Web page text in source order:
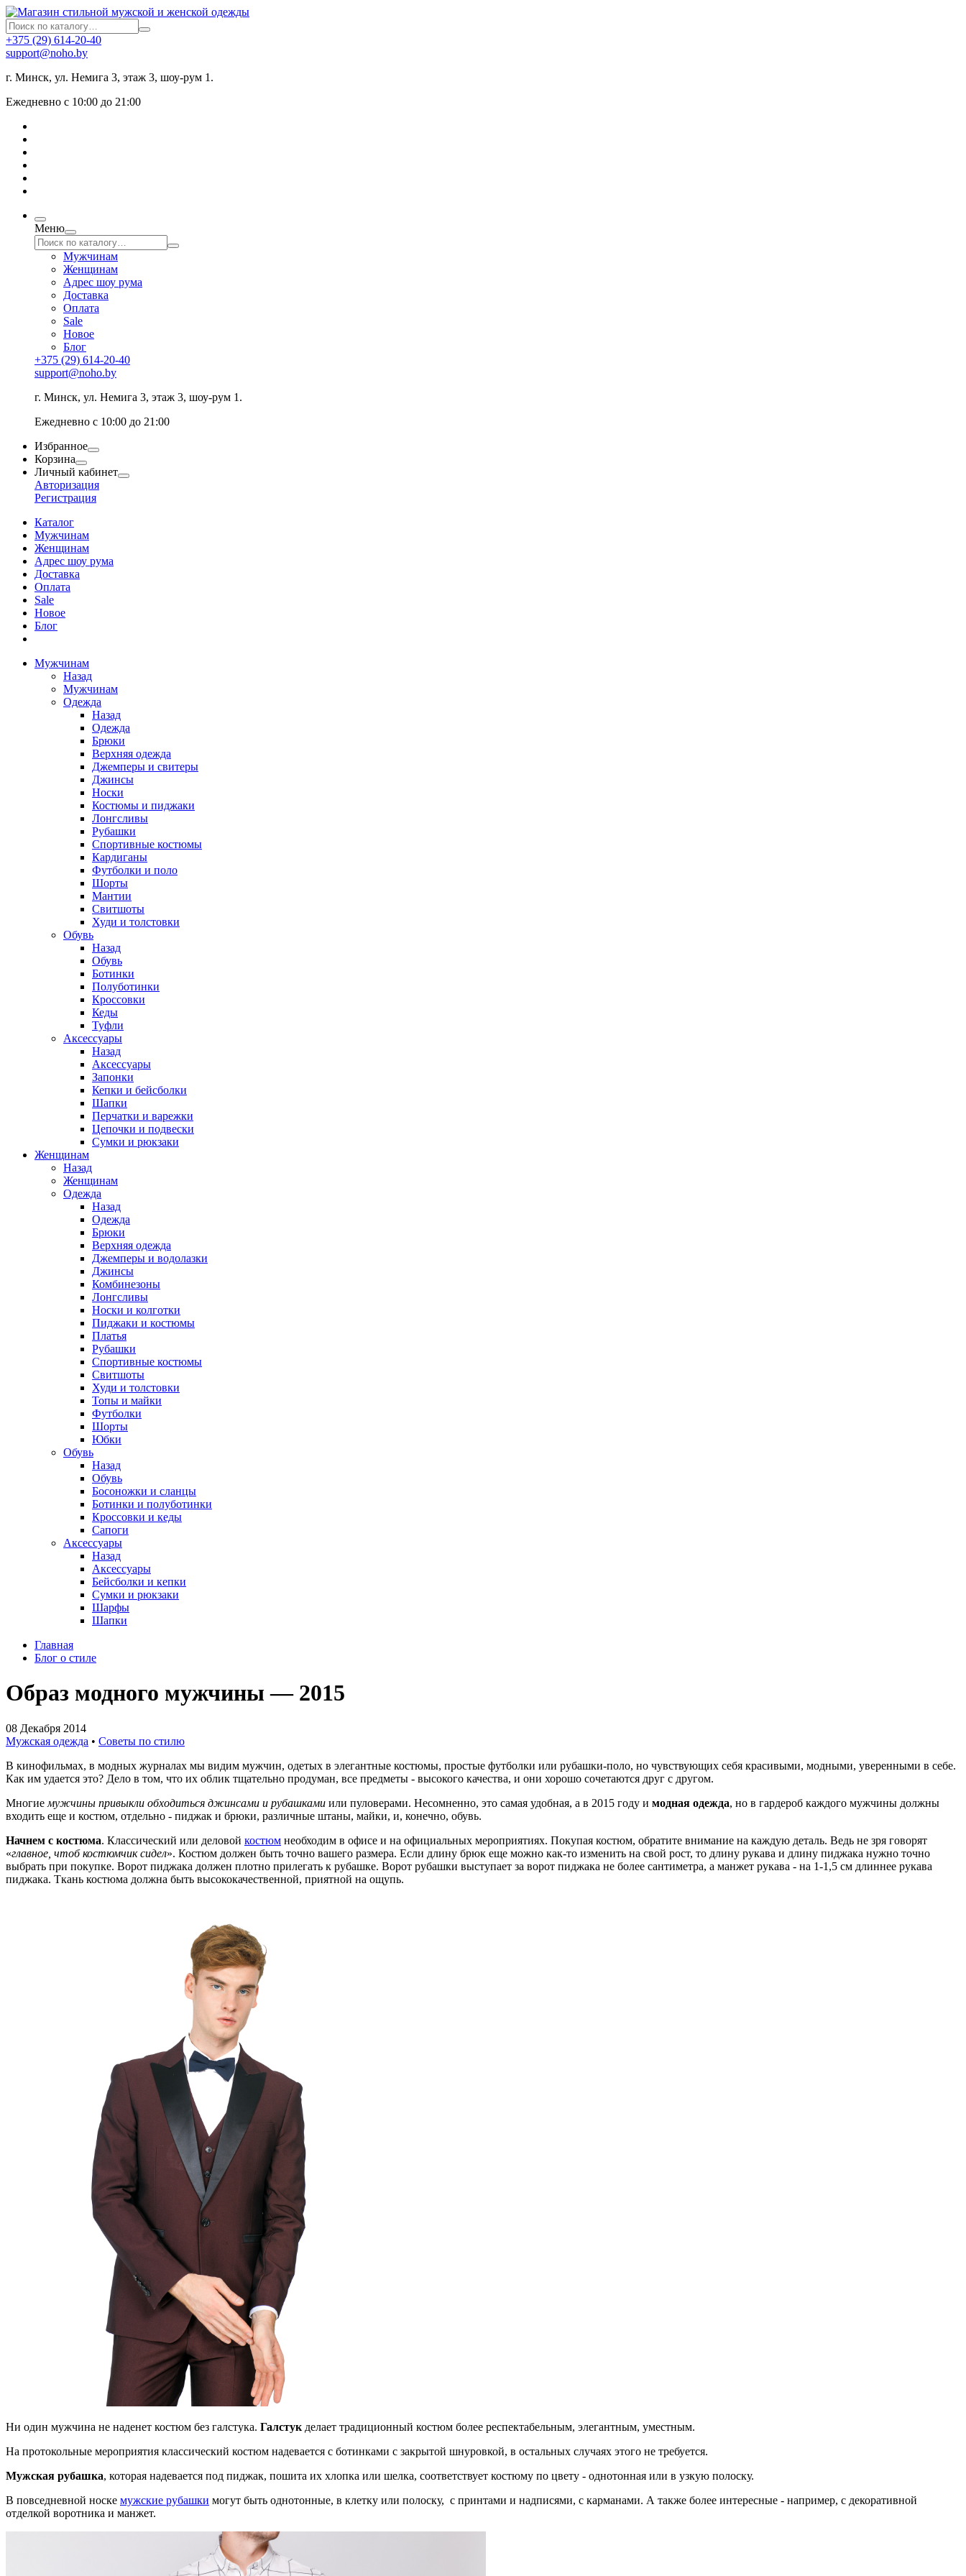
+375 (29) 614-20-40
support@noho.by
г. Минск, ул. Немига 3, этаж 3, шоу-рум 1.
Ежедневно с 10:00 до 21:00
Меню
Мужчинам
Женщинам
Адрес шоу рума
Доставка
Оплата
Sale
Новое
Блог
+375 (29) 614-20-40
support@noho.by
г. Минск, ул. Немига 3, этаж 3, шоу-рум 1.
Ежедневно с 10:00 до 21:00
Избранное
Корзина
Личный кабинет
Авторизация
Регистрация
Каталог
Мужчинам
Женщинам
Адрес шоу рума
Доставка
Оплата
Sale
Новое
Блог
Мужчинам
Назад
Мужчинам
Одежда
Назад
Одежда
Брюки
Верхняя одежда
Джемперы и свитеры
Джинсы
Носки
Костюмы и пиджаки
Лонгсливы
Рубашки
Спортивные костюмы
Кардиганы
Футболки и поло
Шорты
Мантии
Свитшоты
Худи и толстовки
Обувь
Назад
Обувь
Ботинки
Полуботинки
Кроссовки
Кеды
Туфли
Аксессуары
Назад
Аксессуары
Запонки
Кепки и бейсболки
Шапки
Перчатки и варежки
Цепочки и подвески
Сумки и рюкзаки
Женщинам
Назад
Женщинам
Одежда
Назад
Одежда
Брюки
Верхняя одежда
Джемперы и водолазки
Джинсы
Комбинезоны
Лонгсливы
Носки и колготки
Пиджаки и костюмы
Платья
Рубашки
Спортивные костюмы
Свитшоты
Худи и толстовки
Топы и майки
Футболки
Шорты
Юбки
Обувь
Назад
Обувь
Босоножки и сланцы
Ботинки и полуботинки
Кроссовки и кеды
Сапоги
Аксессуары
Назад
Аксессуары
Бейсболки и кепки
Сумки и рюкзаки
Шарфы
Шапки
Главная
Блог о стиле
Образ модного мужчины — 2015
08 Декабря 2014
Мужская одежда • Советы по стилю
В кинофильмах, в модных журналах мы видим мужчин, одетых в элегантные костюмы, простые футболки или рубашки-поло, но чувствующих себя красивыми, модными, уверенными в себе.
Как им удается это? Дело в том, что их облик тщательно продуман, все предметы - высокого качества, и они хорошо сочетаются друг с другом.
Многие мужчины привыкли обходиться джинсами и рубашками или пуловерами. Несомненно, это самая удобная, а в 2015 году и модная одежда, но в гардероб каждого мужчины должны
входить еще и костюм, отдельно - пиджак и брюки, различные штаны, майки, и, конечно, обувь.
Начнем с костюма. Классический или деловой костюм необходим в офисе и на официальных мероприятиях. Покупая костюм, обратите внимание на каждую деталь. Ведь не зря говорят
«главное, чтоб костюмчик сидел». Костюм должен быть точно вашего размера. Если длину брюк еще можно как-то изменить на свой рост, то длину рукава и длину пиджака нужно точно
выбрать при покупке. Ворот пиджака должен плотно прилегать к рубашке. Ворот рубашки выступает за ворот пиджака не более сантиметра, а манжет рукава - на 1-1,5 см длиннее рукава
пиджака. Ткань костюма должна быть высококачественной, приятной на ощупь.
Ни один мужчина не наденет костюм без галстука. Галстук делает традиционный костюм более респектабельным, элегантным, уместным.
На протокольные мероприятия классический костюм надевается с ботинками с закрытой шнуровкой, в остальных случаях этого не требуется.
Мужская рубашка, которая надевается под пиджак, пошита их хлопка или шелка, соответствует костюму по цвету - однотонная или в узкую полоску.
В повседневной носке мужские рубашки могут быть однотонные, в клетку или полоску, с принтами и надписями, с карманами. А также более интересные - например, с декоративной
отделкой воротника и манжет.